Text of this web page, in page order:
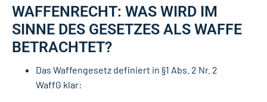
WAFFENRECHT: WAS WIRD IM
SINNE DES GESETZES ALS WAFFE
BETRACHTET?
Das Waffengesetz definiert in §1 Abs. 2 Nr. 2
WaffG klar: